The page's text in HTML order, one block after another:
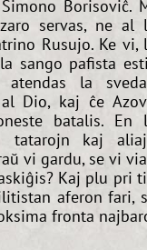
Borisoviĉ.
servas, ne al
Rusujo. Ke vi,
sango pafista
la
Dio, kaj ĉe
batalis. En
tatarojn kaj
vi gardu, se vi
Kaj plu pri
aferon fari,
fronta